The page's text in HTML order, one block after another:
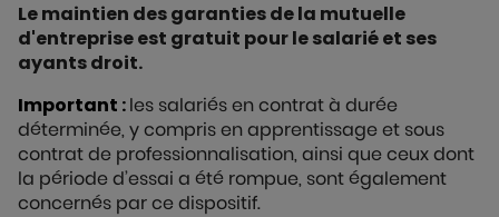
Le maintien des garanties de la mutuelle
d'entreprise est gratuit pour le salarié et ses
ayants droit.
Important :les salariés en contrat à durée
déterminée, y compris en apprentissage et sous
contrat de professionnalisation, ainsi que ceux dont
la période d’essai a été rompue, sont également
concernés par ce dispositif.